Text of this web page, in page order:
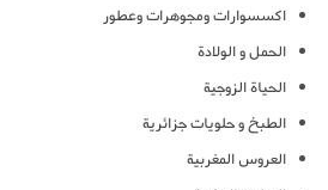
اكسسوارات ومجوهرات وعطور
الحمل و الولادة
الحياة الزوجية
الطبخ و حلويات جزائرية
العروس المغربية